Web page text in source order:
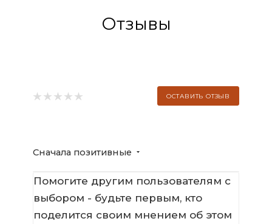
Отзывы
ОСТАВИТЬ ОТЗЫВ
Сначала позитивные
Помогите другим пользователям с
выбором - будьте первым, кто
поделится своим мнением об этом